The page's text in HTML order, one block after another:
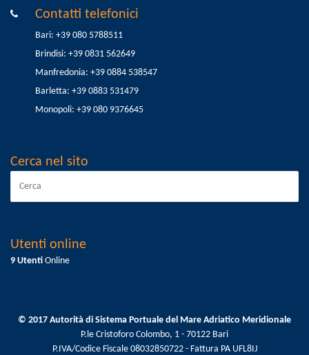
Contatti telefonici
Bari: +39 080 5788511
Brindisi: +39 0831 562649
Manfredonia: +39 0884 538547
Barletta: +39 0883 531479
Monopoli: +39 080 9376645
Cerca nel sito
Utenti online
9 Utenti Online
© 2017 Autorità di Sistema Portuale del Mare Adriatico Meridionale
P.le Cristoforo Colombo, 1 - 70122 Bari
P.IVA/Codice Fiscale 08032850722 - Fattura PA UFL8IJ